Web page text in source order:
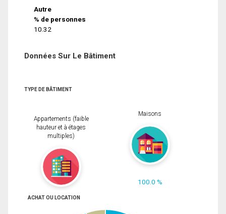
Autre
% de personnes
10.32
Données Sur Le Bâtiment
TYPE DE BÂTIMENT
Appartements (faible
hauteur et à étages
multiples)
Maisons
100.0 %
ACHAT OU LOCATION